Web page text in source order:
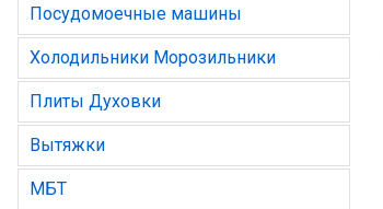
Посудомоечные машины
Холодильники Морозильники
Плиты Духовки
Вытяжки
МБТ